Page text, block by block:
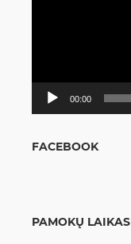
00:00
FACEBOOK
PAMOKŲ LAIKAS